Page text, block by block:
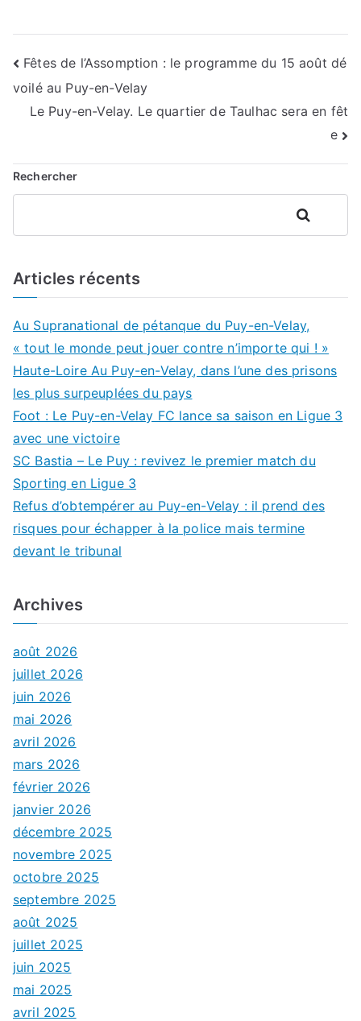
Navigation
de
Fêtes de l’Assomption : le programme du 15 août dé
voilé au Puy-en-Velay
Le Puy-en-Velay. Le quartier de Taulhac sera en fêt
e
Rechercher
Rechercher
Articles récents
Au Supranational de pétanque du Puy-en-Velay,
« tout le monde peut jouer contre n’importe qui ! »
Haute-Loire Au Puy-en-Velay, dans l’une des prisons
les plus surpeuplées du pays
Foot : Le Puy-en-Velay FC lance sa saison en Ligue 3
avec une victoire
SC Bastia – Le Puy : revivez le premier match du
Sporting en Ligue 3
Refus d’obtempérer au Puy-en-Velay : il prend des
risques pour échapper à la police mais termine
devant le tribunal
Archives
août 2026
juillet 2026
juin 2026
mai 2026
avril 2026
mars 2026
février 2026
janvier 2026
décembre 2025
novembre 2025
octobre 2025
septembre 2025
août 2025
juillet 2025
juin 2025
mai 2025
avril 2025